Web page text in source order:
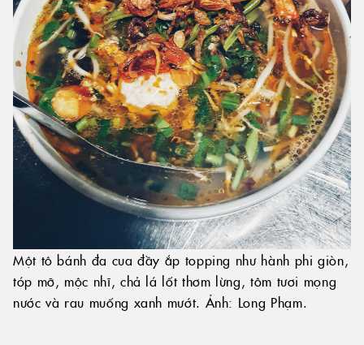
Một tô bánh đa cua đầy ắp topping như hành phi giòn,
tóp mỡ, mộc nhĩ, chả lá lốt thơm lừng, tôm tươi mọng
nước và rau muống xanh mướt. Ảnh: Long Phạm.